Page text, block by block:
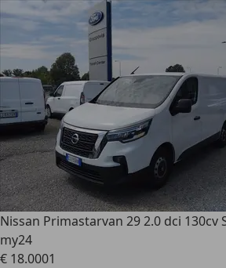
Nissan Primastarvan 29 2.0 dci 130cv
my24
€ 18.0001